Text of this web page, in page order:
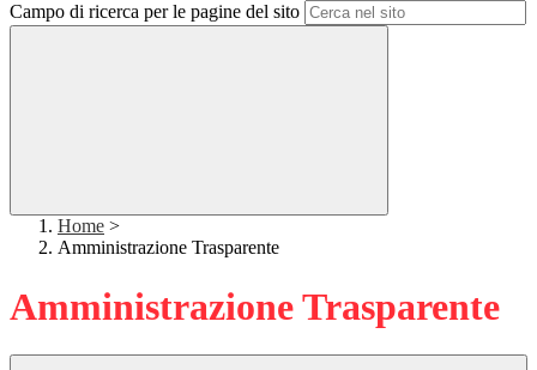
Campo di ricerca per le pagine del sito
Home >
Amministrazione Trasparente
Amministrazione Trasparente